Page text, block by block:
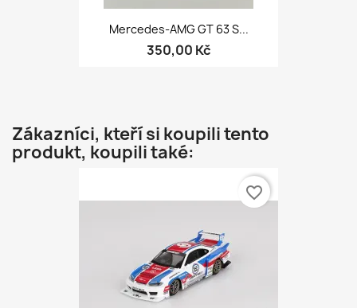
Mercedes-AMG GT 63 S...
350,00 Kč
Zákazníci, kteří si koupili tento
produkt, koupili také:
favorite_border